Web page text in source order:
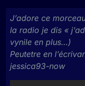
J’adore ce
la radio je dis «
vynile en plus…)
Peutetre en
jessica93-now